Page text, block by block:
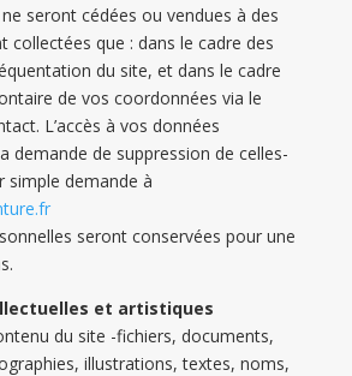
seront cédées ou vendues à des
collectées que : dans le cadre des
du site, et dans le cadre
de vos coordonnées via le
L’accès à vos données
demande de suppression de celles-
simple demande à
seront conservées pour une
et artistiques
du site -fichiers, documents,
illustrations, textes, noms,